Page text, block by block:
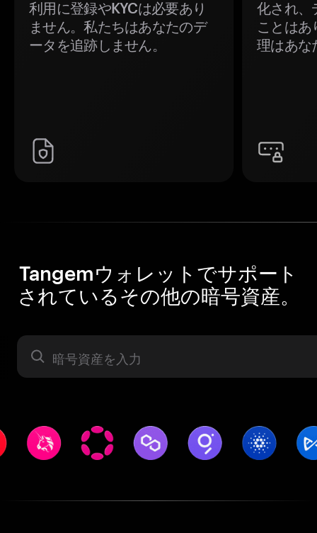
利用に登録やKYCは必要あり
ません。私たちはあなたのデ
ータを追跡しません。
化され、
ことはあ
理はあな
Tangemウォレットでサポート
されているその他の暗号資産。
暗号資産